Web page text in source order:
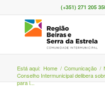
(+351) 271 205
Está aqui: Home / Comunicação /
Conselho Intermunicipal delibera
para i...